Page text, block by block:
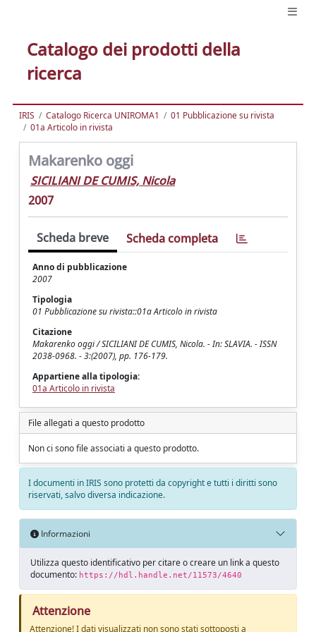
Catalogo dei prodotti della
ricerca
IRIS Catalogo Ricerca UNIROMA1
01 Pubblicazione su rivista
01a Articolo in rivista
Makarenko oggi
SICILIANI DE CUMIS, Nicola
2007
Scheda breve Scheda completa
Anno di pubblicazione
2007
Tipologia
01 Pubblicazione su rivista::01a Articolo in rivista
Citazione
Makarenko oggi / SICILIANI DE CUMIS, Nicola. - In: SLAVIA. - ISSN
2038-0968. - 3:(2007), pp. 176-179.
Appartiene alla tipologia:
01a Articolo in rivista
File allegati a questo prodotto
Non ci sono file associati a questo prodotto.
I documenti in IRIS sono protetti da copyright e tutti i diritti sono
riservati, salvo diversa indicazione.
Informazioni
Utilizza questo identificativo per citare o creare un link a questo
documento: https://hdl.handle.net/11573/4640
Attenzione
Attenzione! I dati visualizzati non sono stati sottoposti a